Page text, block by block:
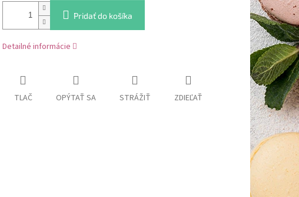
Pridať do košíka
Detailné informácie
TLAČ OPÝTAŤ SA STRÁŽIŤ ZDIEĽAŤ